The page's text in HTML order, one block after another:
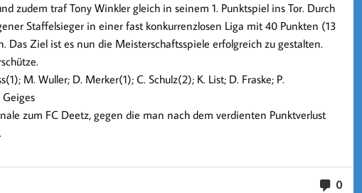
zudem traf Tony Winkler gleich in seinem 1. Punktspiel ins Tor. Durch
Staffelsieger in einer fast konkurrenzlosen Liga mit 40 Punkten (13
Ziel ist es nun die Meisterschaftsspiele erfolgreich zu gestalten.
M. Wuller; D. Merker(1); C. Schulz(2); K. List; D. Fraske; P.
zum FC Deetz, gegen die man nach dem verdienten Punktverlust
0